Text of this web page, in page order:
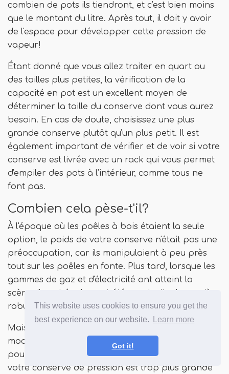
This website uses cookies to ensure you get the
best experience on our website.
Learn more
Got it!
combien de pots ils tiendront, et c'est bien moins
que le montant du litre. Après tout, il doit y avoir
de l'espace pour développer cette pression de
vapeur!
Étant donné que vous allez traiter en quart ou
des tailles plus petites, la vérification de la
capacité en pot est un excellent moyen de
déterminer la taille du conserve dont vous aurez
besoin. En cas de doute, choisissez une plus
grande conserve plutôt qu'un plus petit. Il est
également important de vérifier et de voir si votre
conserve est livrée avec un rack qui vous permet
d'empiler des pots à l'intérieur, comme tous ne
font pas.
Combien cela pèse-t'il?
À l'époque où les poêles à bois étaient la seule
option, le poids de votre conserve n'était pas une
préoccupation, car ils manipulaient à peu près
tout sur les poêles en fonte. Plus tard, lorsque les
gammes de gaz et d'électricité ont atteint la
scène, ils ont également été construits de manière
robuste.
Mais les gammes de verre et d'induction
modernes sont un peu différentes. Trop de poids
pourrait casser votre dessus en verre. De plus, si
votre conserve de pression est trop plus grande